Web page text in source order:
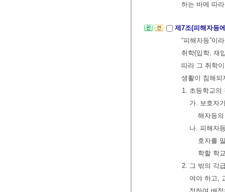
하는 바에 따
제7조(피해자등
“피해자등”이
취학(입학, 재
따라 그 취학
생활이 침해
1. 초등학교의
가. 보호자
해자등
나. 피해자
호자를
학할 학
2. 그 밖의 각
여야 하고,